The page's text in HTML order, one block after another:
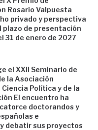
Rosario Valpuesta
privado y perspectiva
plazo de presentación
31 de enero de 2027
el XXII Seminario de
la Asociación
Ciencia Política y de la
El encuentro ha
doctorandos y
e
debatir sus proyectos